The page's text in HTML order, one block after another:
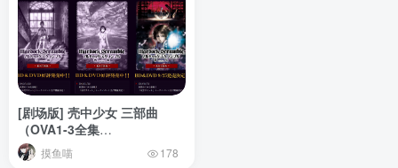
[剧场版] 壳中少女 三部曲
（OVA1-3全集
_BDRIP_720P）
摸鱼喵 178